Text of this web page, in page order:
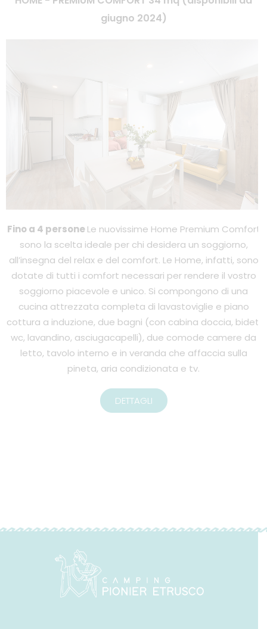
giugno 2024)
Fino a 4 personeLe nuovissime Home Premium Comfort
sono la scelta ideale per chi desidera un soggiorno,
all’insegna del relax e del comfort. Le Home, infatti, sono
dotate di tutti i comfort necessari per rendere il vostro
soggiorno piacevole e unico. Si compongono di una
cucina attrezzata completa di lavastoviglie e piano
cottura a induzione, due bagni (con cabina doccia, bidet,
wc, lavandino, asciugacapelli), due comode camere da
letto, tavolo interno e in veranda che affaccia sulla
pineta, aria condizionata e tv.
DETTAGLI